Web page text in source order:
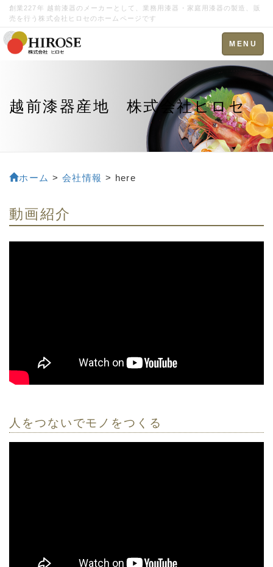
創業227年 越前漆器のメーカーとして、業務用漆器・家庭用漆器の製造、販
売を行う株式会社ヒロセのホームページです
Toggle
navigation
MENU
越前漆器産地 株式会社ヒロセ
ホーム > 会社情報 > here
動画紹介
人をつないでモノをつくる